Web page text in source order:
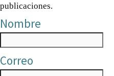
publicaciones.
Nombre
Correo